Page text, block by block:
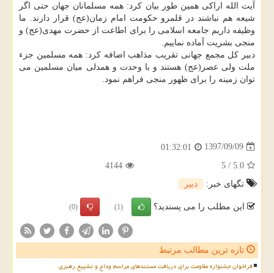
آیت الله اراكی همین طور بیان كرد: همه مسلمانان جهان حتی اگر
شیعه هم نباشند در قلمرو حكومت امام زمان(عج) قرار دارند. ما
وظیفه داریم جامعه اسلامی را برای اطاعت از حضرت مهدی(عج) و
منجی بشریت آماده نماییم.
دبیر كل مجمع جهانی تقریب مذاهب اضافه كرد: همه مسلمین جزء
ملت ولی عصر(عج) هستند و با وحدت و همدلی میان مسلمین می
توان زمینه را برای ظهور منجی فراهم نمود.
1397/09/09
01:32:01
5.0
/
5
4144
تگهای خبر:
دبیر
این مطلب را می پسندید؟ (1)
(0)
تازه ترین مطالب مرتبط
فراخوان جشنواره مقاومت برای دریافت مستندهای مراسم وداع و تشییع رهبری